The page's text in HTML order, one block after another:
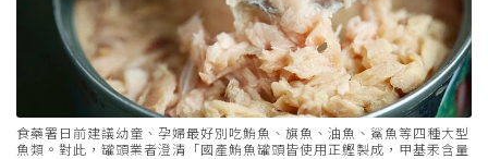
食藥署日前建議幼童、孕婦最好別吃鮪魚、旗魚、油魚、鯊魚等四種大型
魚類。對此，罐頭業者澄清「國產鮪魚罐頭皆使用正鰹製成，甲基汞含量